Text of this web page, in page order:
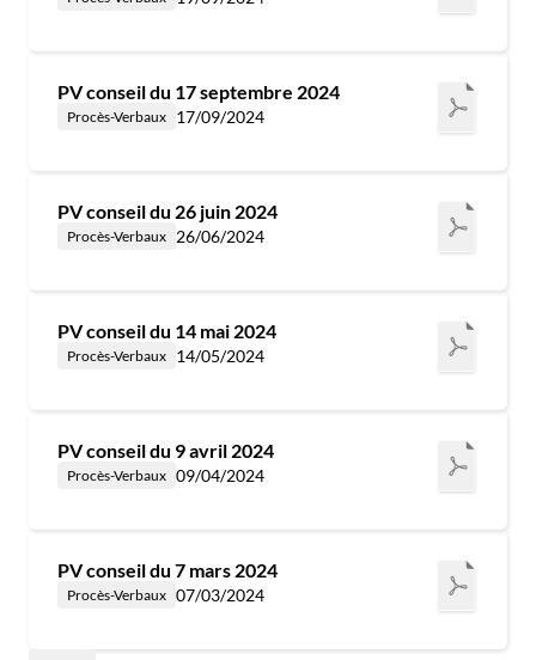
PV conseil du 17 septembre 2024
Procès-Verbaux 17/09/2024
PV conseil du 26 juin 2024
Procès-Verbaux 26/06/2024
PV conseil du 14 mai 2024
Procès-Verbaux 14/05/2024
PV conseil du 9 avril 2024
Procès-Verbaux 09/04/2024
PV conseil du 7 mars 2024
Procès-Verbaux 07/03/2024